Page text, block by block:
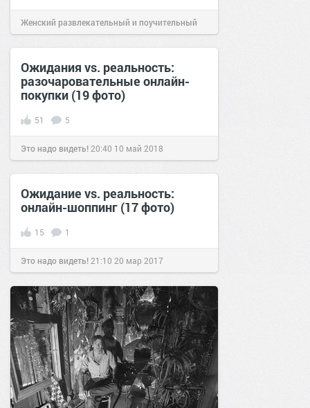
Женский развлекательный и поучительный
сайт.19:0003 дек 2022
Ожидания vs. реальность:
разочаровательные онлайн-
покупки (19 фото)
51 5
Это надо видеть! 20:40 10 май 2018
Ожидание vs. реальность:
онлайн-шоппинг (17 фото)
15 1
Это надо видеть! 21:10 20 мар 2017